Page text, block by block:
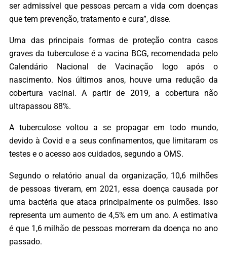
ser admissível que pessoas percam a vida com doenças
que tem prevenção, tratamento e cura”, disse.
Uma das principais formas de proteção contra casos
graves da tuberculose é a vacina BCG, recomendada pelo
Calendário Nacional de Vacinação logo após o
nascimento. Nos últimos anos, houve uma redução da
cobertura vacinal. A partir de 2019, a cobertura não
ultrapassou 88%.
A tuberculose voltou a se propagar em todo mundo,
devido à Covid e a seus confinamentos, que limitaram os
testes e o acesso aos cuidados, segundo a OMS.
Segundo o relatório anual da organização, 10,6 milhões
de pessoas tiveram, em 2021, essa doença causada por
uma bactéria que ataca principalmente os pulmões. Isso
representa um aumento de 4,5% em um ano. A estimativa
é que 1,6 milhão de pessoas morreram da doença no ano
passado.